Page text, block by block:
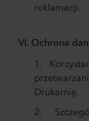
reklamacji.
VI. Ochrona
Drukarnię.